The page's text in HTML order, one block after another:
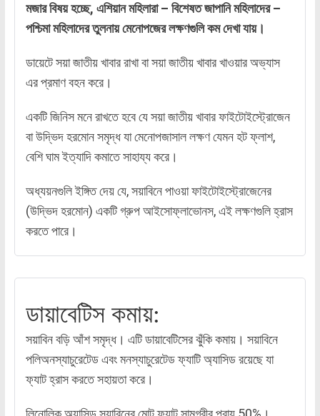
মজার বিষয় হচ্ছে, এশিয়ান মহিলারা – বিশেষত জাপানি মহিলাদের –
পশ্চিমা মহিলাদের তুলনায় মেনোপজের লক্ষণগুলি কম দেখা যায়।
ডায়েটে সয়া জাতীয় খাবার রাখা বা সয়া জাতীয় খাবার খাওয়ার অভ্যাস
এর প্রমাণ বহন করে।
একটি জিনিস মনে রাখতে হবে যে সয়া জাতীয় খাবার ফাইটোইস্ট্রোজেন
বা উদ্ভিদ হরমোন সমৃদ্ধ যা মেনোপজাসাল লক্ষণ যেমন হট ফ্লাশ,
বেশি ঘাম ইত্যাদি কমাতে সাহায্য করে।
অধ্যয়নগুলি ইঙ্গিত দেয় যে, সয়াবিনে পাওয়া ফাইটোইস্ট্রোজেনের
(উদ্ভিদ হরমোন) একটি গ্রুপ আইসোফ্লাভোনস, এই লক্ষণগুলি হ্রাস
করতে পারে।
ডায়াবেটিস কমায়:
সয়াবিন বড়ি আঁশ সমৃদ্ধ। এটি ডায়াবেটিসের ঝুঁকি কমায়। সয়াবিনে
পলিঅনস্যাচুরেটেড এবং মনস্যাচুরেটেড ফ্যাটি অ্যাসিড রয়েছে যা
ফ্যাট হ্রাস করতে সহায়তা করে।